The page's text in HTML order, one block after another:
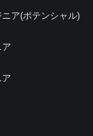
ニア(ポテンシャル)
ア
ア